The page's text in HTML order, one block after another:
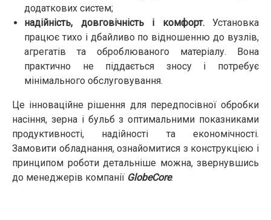
додаткових систем;
надійність, довговічність і комфорт.Установка
працює тихо і дбайливо по відношенню до вузлів,
агрегатів та оброблюваного матеріалу. Вона
практично не піддається зносу і потребує
мінімального обслуговування.
Це інноваційне рішення для передпосівної обробки
насіння, зерна і бульб з оптимальними показниками
продуктивності, надійності та економічності.
Замовити обладнання, ознайомитися з конструкцією і
принципом роботи детальніше можна, звернувшись
до менеджерів компанії GlobeCore.